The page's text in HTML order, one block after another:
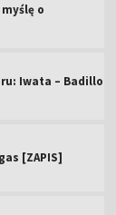
o
Iwata – Badillo
[ZAPIS]